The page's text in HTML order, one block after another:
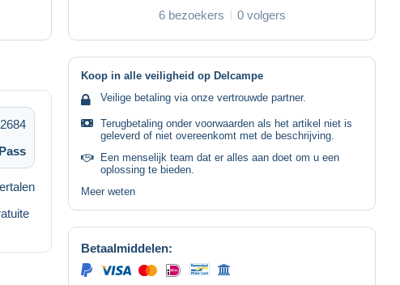
6 bezoekers 0 volgers
Koop in alle veiligheid op Delcampe
Veilige betaling via onze vertrouwde partner.
Terugbetaling onder voorwaarden als het artikel niet is
geleverd of niet overeenkomt met de beschrijving.
Een menselijk team dat er alles aan doet om u een
oplossing te bieden.
Meer weten
Betaalmiddelen: